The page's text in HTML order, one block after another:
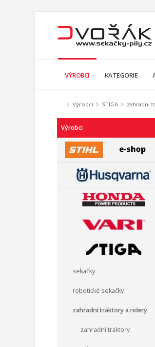
VÝROBCI KATEGORIE
Výrobci STIGA zahradní
Výrobci
sekačky
robotické sekačky
zahradní traktory a ridery
zahradní traktory